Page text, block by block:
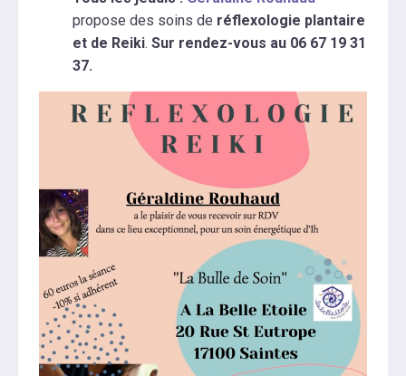
propose des soins de réflexologie plantaire
et de Reiki. Sur rendez-vous au 06 67 19 31
37.